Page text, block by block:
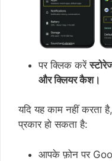
पर क्लिक करें
और क्लियर कैश।
यदि यह काम नहीं करता
प्रकार हो सकता है:
आपके फ़ोन पर